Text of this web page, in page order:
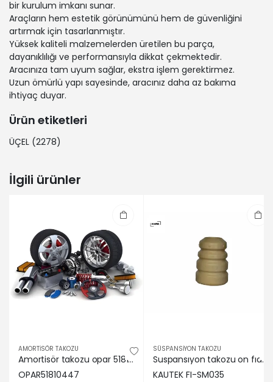
80 Ps | 2015-03-01 / -
FIAT | PRATICO Platform şasi (263_) |
1.4 (Benzin) - 88 Kw 120 Ps | 2011-10-01
/ 2023-12-01
FIAT | FIORINO MPV (225_) | 1.3 JTD
Multijet (Dizel) - 59 Kw 80 Ps | 2016-
03-01 / -
263HXV1B, 263YXV1B) (Dizel) - 88 Kw
120 Ps | 2016-02-01 / 2023-12-01
FIAT | DOBLO Minibüs/Otobüs (263_)
| 1.4 Natural Power (263AXG1B)
(Benzin/doğal gaz (CNG)) - 88 Kw
120 Ps | 2010-02-01 / 2023-12-01
FIAT | PRATICO Platform şasi (263_) |
1.6 D Multijet (263YXD1B, 263XYR1B,
263YXX1B, 263HXD1B,... (Dizel) - 77 Kw
105 Ps | 2010-02-01 / 2023-12-01
bir kurulum imkanı sunar.
Araçların hem estetik görünümünü hem de güvenliğini
artırmak için tasarlanmıştır.
Yüksek kaliteli malzemelerden üretilen bu parça,
dayanıklılığı ve performansıyla dikkat çekmektedir.
Aracınıza tam uyum sağlar, ekstra işlem gerektirmez.
Uzun ömürlü yapı sayesinde, aracınız daha az bakıma
ihtiyaç duyar.
Ürün etiketleri
ÜÇEL (2278)
İlgili ürünler
AMORTİSÖR TAKOZU
Amortisör takozu opar 51810447
OPAR51810447
SÜSPANSİYON TAKOZU
Suspansıyon takozu on fıat doblo 152 02-2010- 51810447
KAUTEK FI-SM035